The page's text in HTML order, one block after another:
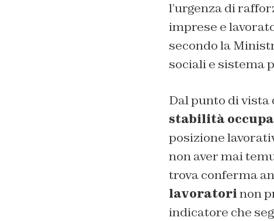
l’urgenza di
imprese e
secondo la
sociali e sistema
Dal punto di
stabilità
posizione
non aver mai
trova conferma
lavoratorinon
indicatore che